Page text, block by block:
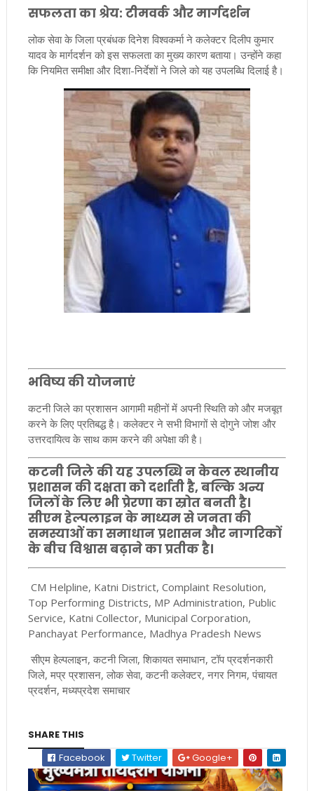
सफलता का श्रेय: टीमवर्क और मार्गदर्शन
लोक सेवा के जिला प्रबंधक दिनेश विश्वकर्मा ने कलेक्टर दिलीप कुमार
यादव के मार्गदर्शन को इस सफलता का मुख्य कारण बताया। उन्होंने कहा
कि नियमित समीक्षा और दिशा-निर्देशों ने जिले को यह उपलब्धि दिलाई है।
भविष्य की योजनाएं
कटनी जिले का प्रशासन आगामी महीनों में अपनी स्थिति को और मजबूत
करने के लिए प्रतिबद्ध है। कलेक्टर ने सभी विभागों से दोगुने जोश और
उत्तरदायित्व के साथ काम करने की अपेक्षा की है।
कटनी जिले की यह उपलब्धि न केवल स्थानीय
प्रशासन की दक्षता को दर्शाती है, बल्कि अन्य
जिलों के लिए भी प्रेरणा का स्रोत बनती है।
सीएम हेल्पलाइन के माध्यम से जनता की
समस्याओं का समाधान प्रशासन और नागरिकों
के बीच विश्वास बढ़ाने का प्रतीक है।
CM Helpline, Katni District, Complaint Resolution,
Top Performing Districts, MP Administration, Public
Service, Katni Collector, Municipal Corporation,
Panchayat Performance, Madhya Pradesh News
सीएम हेल्पलाइन, कटनी जिला, शिकायत समाधान, टॉप प्रदर्शनकारी
जिले, मप्र प्रशासन, लोक सेवा, कटनी कलेक्टर, नगर निगम, पंचायत
प्रदर्शन, मध्यप्रदेश समाचार
SHARE THIS
Facebook
Twitter Google+